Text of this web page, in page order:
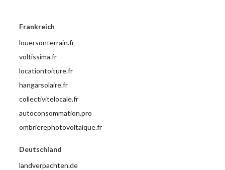
Frankreich
louersonterrain.fr
voltissima.fr
locationtoiture.fr
hangarsolaire.fr
collectivitelocale.fr
autoconsommation.pro
ombrierephotovoltaique.fr
Deutschland
landverpachten.de